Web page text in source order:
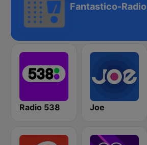
Fantastico-Radio
Radio 538 Joe